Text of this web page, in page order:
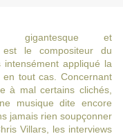
gigantesque et
est le compositeur du
appliqué la
tout cas. Concernant
à mal certains clichés,
musique dite encore
jamais rien soupçonner
Villars, les interviews